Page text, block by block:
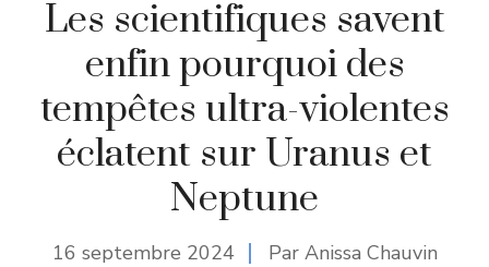
Les scientifiques savent
enfin pourquoi des
tempêtes ultra-violentes
éclatent sur Uranus et
Neptune
16 septembre 2024 Par Anissa Chauvin